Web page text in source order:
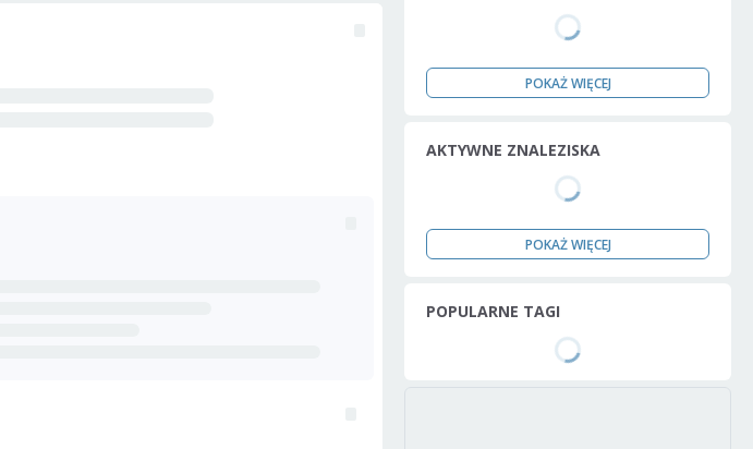
POKAŻ WIĘCEJ
AKTYWNE ZNALEZISKA
POKAŻ WIĘCEJ
POPULARNE TAGI